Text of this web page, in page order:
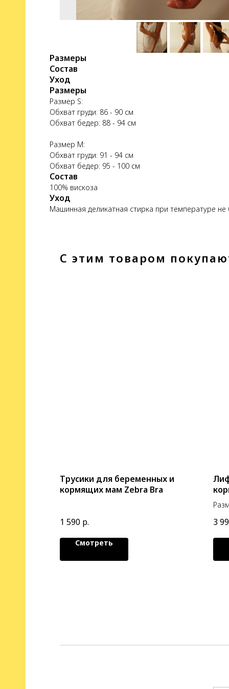
Размеры
Состав
Уход
Размеры
Размер S:
Обхват груди: 86 - 90 см
Обхват бедер: 88 - 94 см
Размер М:
Обхват груди: 91 - 94 см
Обхват бедер: 95 - 100 см
Состав
100% вискоза
Уход
Машинная деликатная стирка при температуре не
С этим товаром
Трусики для беременных и
кормящих мам Zebra Bra
1 590 р.
Смотреть
3